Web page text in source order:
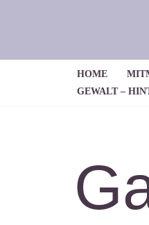
HOME
GEWALT –